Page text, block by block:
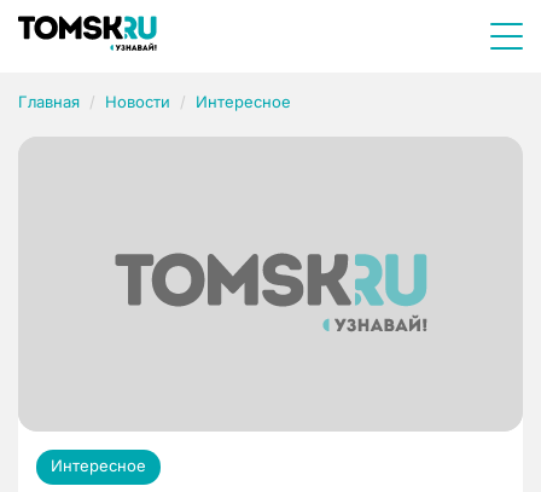
Главная Новости Интересное
Интересное